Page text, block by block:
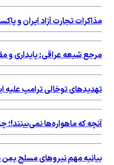
مذاکرات تجارت آزاد ایران و
مرجع شیعه عراقی: پایداری و
تهدیدهای توخالی ترامپ علیه
آنچه که ماهواره‌ها
بیانیه مهم نیروهای مسلح